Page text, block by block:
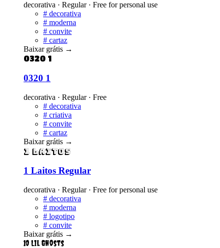
decorativa · Regular · Free for personal use
# decorativa
# moderna
# convite
# cartaz
Baixar grátis →
0320 1
0320 1
decorativa · Regular · Free
# decorativa
# criativa
# convite
# cartaz
Baixar grátis →
1 Laitos
1 Laitos Regular
decorativa · Regular · Free for personal use
# decorativa
# moderna
# logotipo
# convite
Baixar grátis →
10 Lil Ghosts